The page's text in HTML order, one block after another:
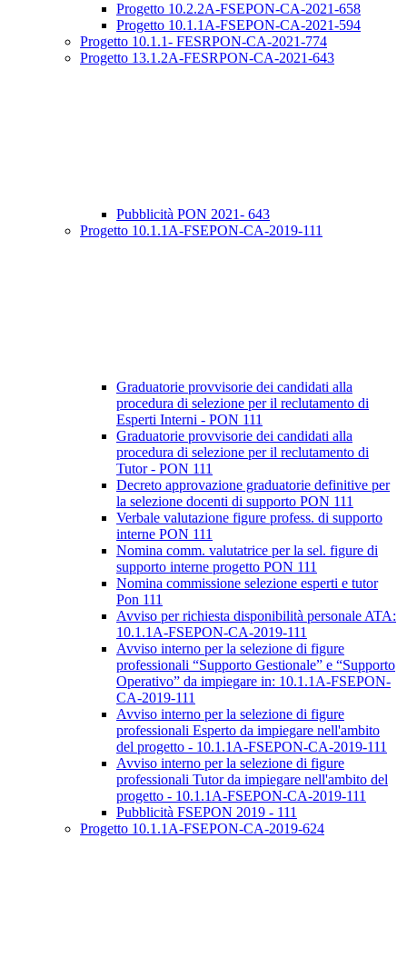
Progetto 10.2.2A-FSEPON-CA-2021-658
Progetto 10.1.1A-FSEPON-CA-2021-594
Progetto 10.1.1- FESRPON-CA-2021-774
Progetto 13.1.2A-FESRPON-CA-2021-643
Pubblicità PON 2021- 643
Progetto 10.1.1A-FSEPON-CA-2019-111
Graduatorie provvisorie dei candidati alla
procedura di selezione per il reclutamento di
Esperti Interni - PON 111
Graduatorie provvisorie dei candidati alla
procedura di selezione per il reclutamento di
Tutor - PON 111
Decreto approvazione graduatorie definitive per
la selezione docenti di supporto PON 111
Verbale valutazione figure profess. di supporto
interne PON 111
Nomina comm. valutatrice per la sel. figure di
supporto interne progetto PON 111
Nomina commissione selezione esperti e tutor
Pon 111
Avviso per richiesta disponibilità personale ATA:
10.1.1A-FSEPON-CA-2019-111
Avviso interno per la selezione di figure
professionali “Supporto Gestionale” e “Supporto
Operativo” da impiegare in: 10.1.1A-FSEPON-
CA-2019-111
Avviso interno per la selezione di figure
professionali Esperto da impiegare nell'ambito
del progetto - 10.1.1A-FSEPON-CA-2019-111
Avviso interno per la selezione di figure
professionali Tutor da impiegare nell'ambito del
progetto - 10.1.1A-FSEPON-CA-2019-111
Pubblicità FSEPON 2019 - 111
Progetto 10.1.1A-FSEPON-CA-2019-624